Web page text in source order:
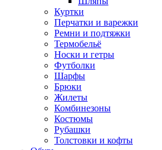
Куртки
Перчатки и варежки
Ремни и подтяжки
Термобельё
Носки и гетры
Футболки
Шарфы
Брюки
Жилеты
Комбинезоны
Костюмы
Рубашки
Толстовки и кофты